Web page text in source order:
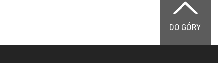
DO GÓRY